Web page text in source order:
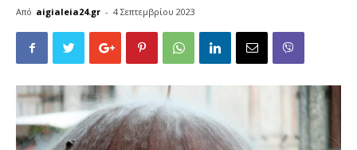
Από aigialeia24.gr - 4 Σεπτεμβρίου 2023